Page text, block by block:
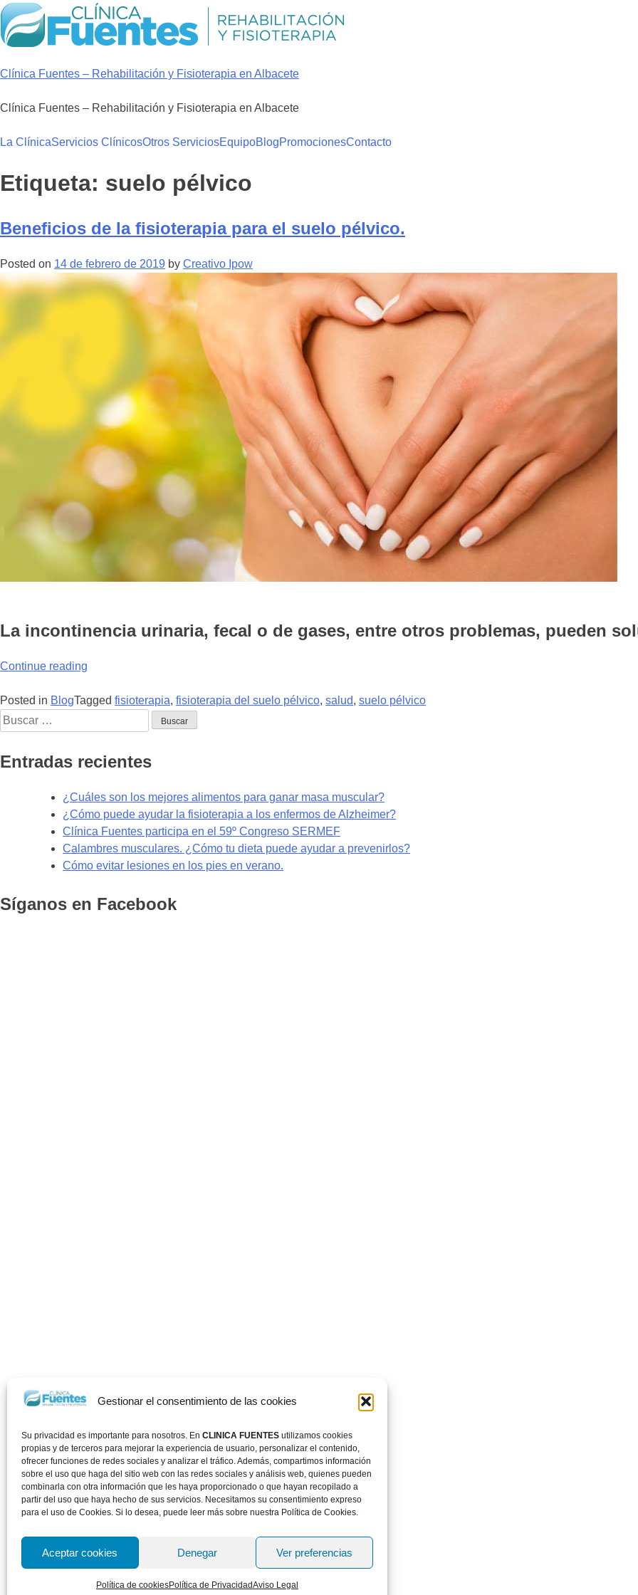
Gestionar el consentimiento de las cookies
Su privacidad es importante para nosotros. En CLINICA FUENTES utilizamos cookies
propias y de terceros para mejorar la experiencia de usuario, personalizar el contenido,
ofrecer funciones de redes sociales y analizar el tráfico. Además, compartimos información
sobre el uso que haga del sitio web con las redes sociales y análisis web, quienes pueden
combinarla con otra información que les haya proporcionado o que hayan recopilado a
partir del uso que haya hecho de sus servicios. Necesitamos su consentimiento expreso
para el uso de Cookies. Si lo desea, puede leer más sobre nuestra Política de Cookies.
Aceptar cookies Denegar Ver preferencias
Política de cookiesPolítica de PrivacidadAviso Legal
Skip
to
content
Clínica Fuentes – Rehabilitación y Fisioterapia en Albacete
Clínica Fuentes – Rehabilitación y Fisioterapia en Albacete
La ClínicaServicios ClínicosOtros ServiciosEquipoBlogPromocionesContacto
Etiqueta: suelo pélvico
Beneficios de la fisioterapia para el suelo pélvico.
Posted on 14 de febrero de 2019 by Creativo Ipow
La incontinencia urinaria, fecal o de gases, entre otros problemas, pueden
Continue reading
la
para
suelo
Posted in BlogTagged fisioterapia, fisioterapia del suelo pélvico, salud, suelo pélvico
Buscar:
Entradas recientes
¿Cuáles son los mejores alimentos para ganar masa muscular?
¿Cómo puede ayudar la fisioterapia a los enfermos de Alzheimer?
Clínica Fuentes participa en el 59º Congreso SERMEF
Calambres musculares. ¿Cómo tu dieta puede ayudar a prevenirlos?
Cómo evitar lesiones en los pies en verano.
Síganos en Facebook